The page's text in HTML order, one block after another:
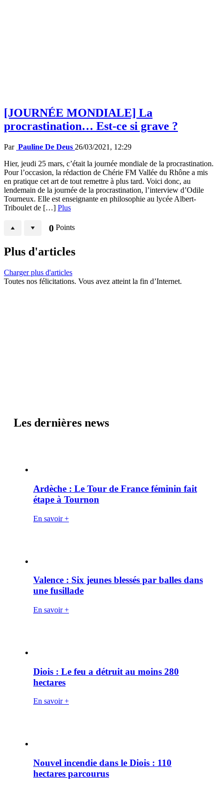
[JOURNÉE MONDIALE] La
procrastination… Est-ce si grave ?
Par Pauline De Deus 26/03/2021, 12:29
Hier, jeudi 25 mars, c’était la journée mondiale de la procrastination.
Pour l’occasion, la rédaction de Chérie FM Vallée du Rhône a mis
en pratique cet art de tout remettre à plus tard. Voici donc, au
lendemain de la journée de la procrastination, l’interview d’Odile
Tourneux. Elle est enseignante en philosophie au lycée Albert-
Triboulet de […] Plus
0 Points
Plus d'articles
Charger plus d'articles
Toutes nos félicitations. Vous avez atteint la fin d’Internet.
Les dernières news
Ardèche : Le Tour de France féminin fait
étape à Tournon
En savoir +
Valence : Six jeunes blessés par balles dans
une fusillade
En savoir +
Diois : Le feu a détruit au moins 280
hectares
En savoir +
Nouvel incendie dans le Diois : 110
hectares parcourus